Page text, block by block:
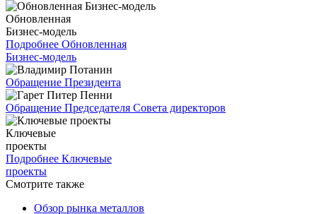
Обновленная
Бизнес-модель
Подробнее Обновленная
Бизнес-модель
Обращение Президента
Обращение Председателя Совета директоров
Ключевые
проекты
Подробнее Ключевые
проекты
Смотрите также
Обзор рынка металлов